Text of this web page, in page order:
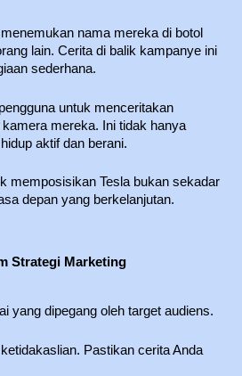
nama mereka di botol
lain. Cerita di balik kampanye ini
sederhana.
untuk menceritakan
mereka. Ini tidak hanya
aktif dan berani.
memposisikan Tesla bukan sekadar
depan yang berkelanjutan.
Strategi Marketing
yang dipegang oleh target audiens.
Pastikan cerita Anda